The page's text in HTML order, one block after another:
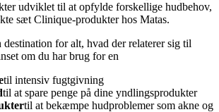
udviklet til at opfylde forskellige hudbehov,
sæt Clinique-produkter hos Matas.
destination for alt, hvad der relaterer sig til
om du har brug for en
til intensiv fugtgivning
til at spare penge på dine yndlingsprodukter
til at bekæmpe hudproblemer som akne og